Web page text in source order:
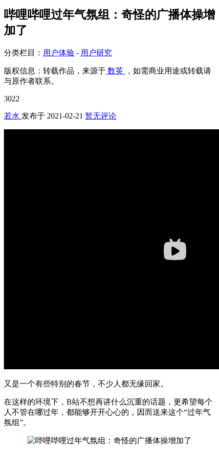
哔哩哔哩过年气氛组：奇怪的广播体操增
加了
分类栏目： 用户体验 - 用户研究
版权信息： 转载作品，来源于 数英
，如需商业用途或转载请
与原作者联系。
3022
若水 发布于 2021-02-21 暂无评论
又是一个有些特别的春节，不少人都无缘回家。
在这样的环境下，B站不想再讲什么沉重的话题，更希望每个
人不管在哪过年，都能够开开心心的，因而送来这个“过年气
氛组”。